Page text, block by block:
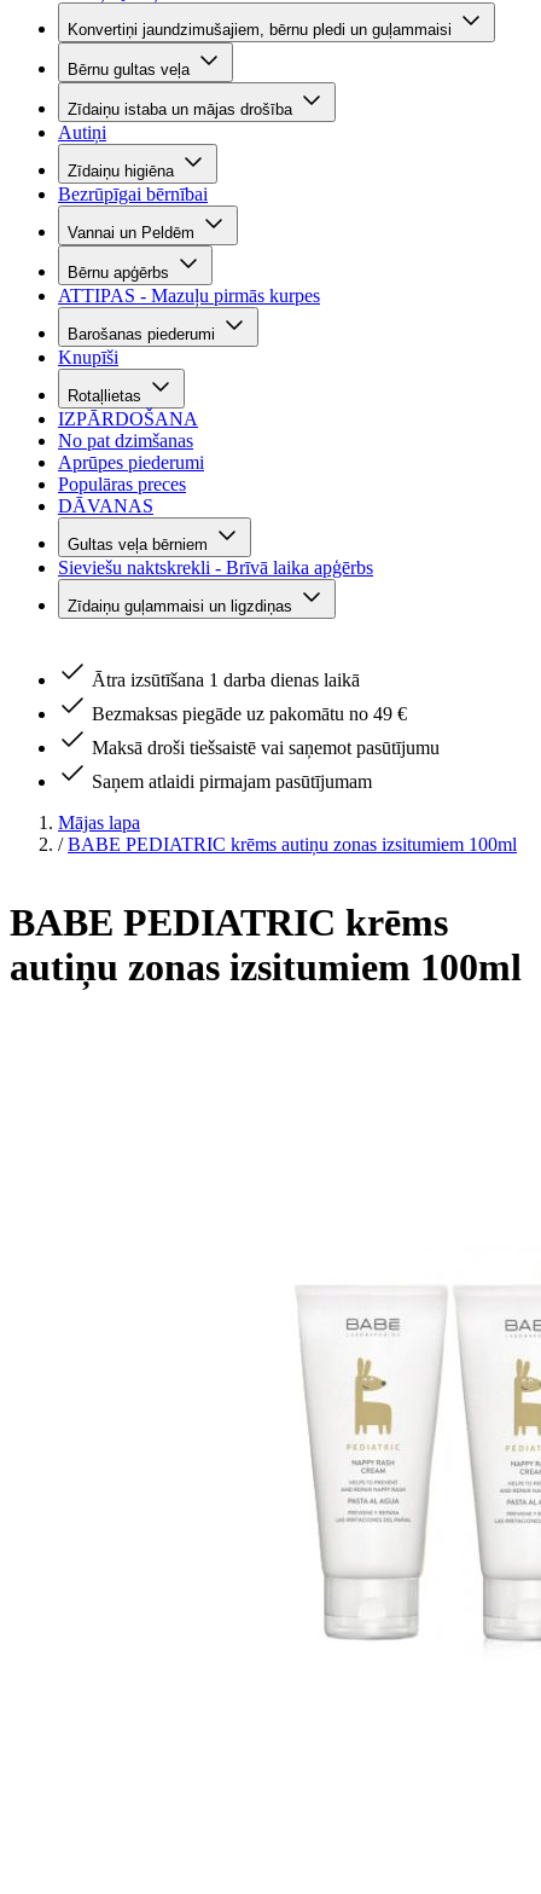
Konvertiņi jaundzimušajiem, bērnu pledi un guļammaisi
Bērnu gultas veļa
Zīdaiņu istaba un mājas drošība
Autiņi
Zīdaiņu higiēna
Bezrūpīgai bērnībai
Vannai un Peldēm
Bērnu apģērbs
ATTIPAS - Mazuļu pirmās kurpes
Barošanas piederumi
Knupīši
Rotaļlietas
IZPĀRDOŠANA
No pat dzimšanas
Aprūpes piederumi
Populāras preces
DĀVANAS
Gultas veļa bērniem
Sieviešu naktskrekli - Brīvā laika apģērbs
Zīdaiņu guļammaisi un ligzdiņas
Ātra izsūtīšana 1 darba dienas laikā
Bezmaksas piegāde uz pakomātu no 49 €
Maksā droši tiešsaistē vai saņemot pasūtījumu
Saņem atlaidi pirmajam pasūtījumam
Mājas lapa
/ BABE PEDIATRIC krēms autiņu zonas izsitumiem 100ml
BABE PEDIATRIC krēms
autiņu zonas izsitumiem 100ml